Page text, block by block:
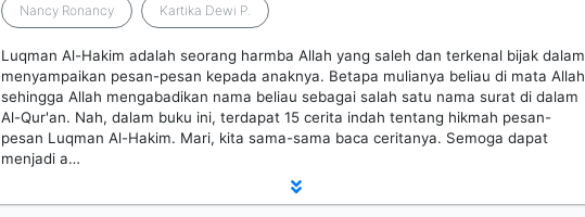
Nancy Ronancy Kartika Dewi P.
Luqman Al-Hakim adalah seorang harmba Allah yang saleh dan terkenal bijak dalam
menyampaikan pesan-pesan kepada anaknya. Betapa mulianya beliau di mata Allah
sehingga Allah mengabadikan nama beliau sebagai salah satu nama surat di dalam
Al-Qur'an. Nah, dalam buku ini, terdapat 15 cerita indah tentang hikmah pesan-
pesan Luqman Al-Hakim. Mari, kita sama-sama baca ceritanya. Semoga dapat
menjadi a…